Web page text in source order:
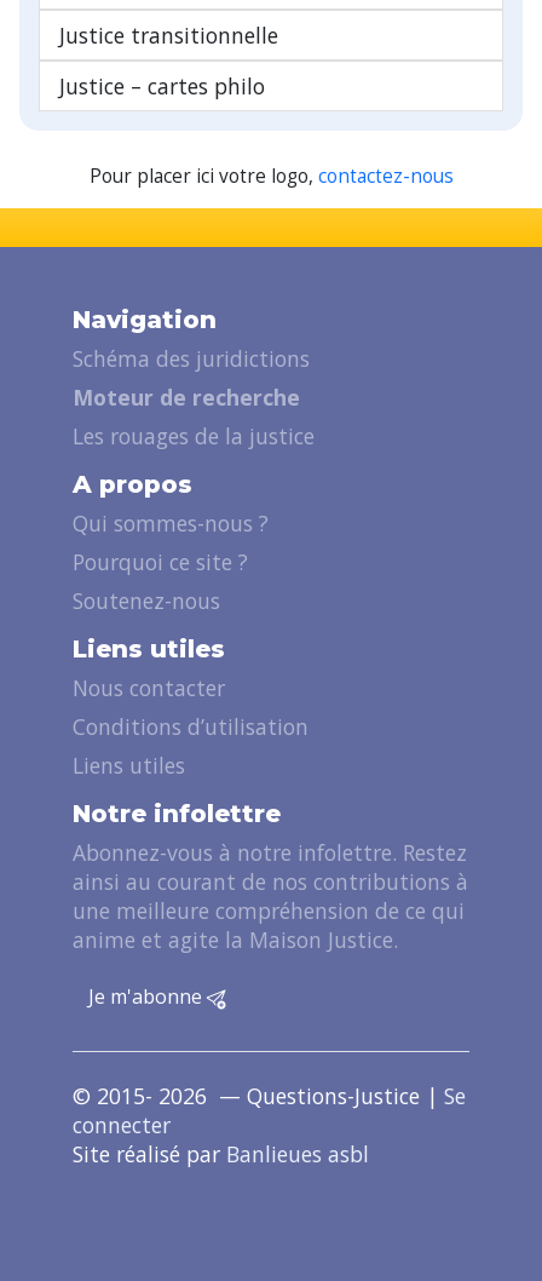
Justice transitionnelle
Justice – cartes philo
Pour placer ici votre logo, contactez-nous
Navigation
Schéma des juridictions
Moteur de recherche
Les rouages de la justice
A propos
Qui sommes-nous ?
Pourquoi ce site ?
Soutenez-nous
Liens utiles
Nous contacter
Conditions d’utilisation
Liens utiles
Notre infolettre
Abonnez-vous à notre infolettre. Restez
ainsi au courant de nos contributions à
une meilleure compréhension de ce qui
anime et agite la Maison Justice.
Je m'abonne
© 2015- 2026 — Questions-Justice | Se
connecter
Site réalisé par Banlieues asbl